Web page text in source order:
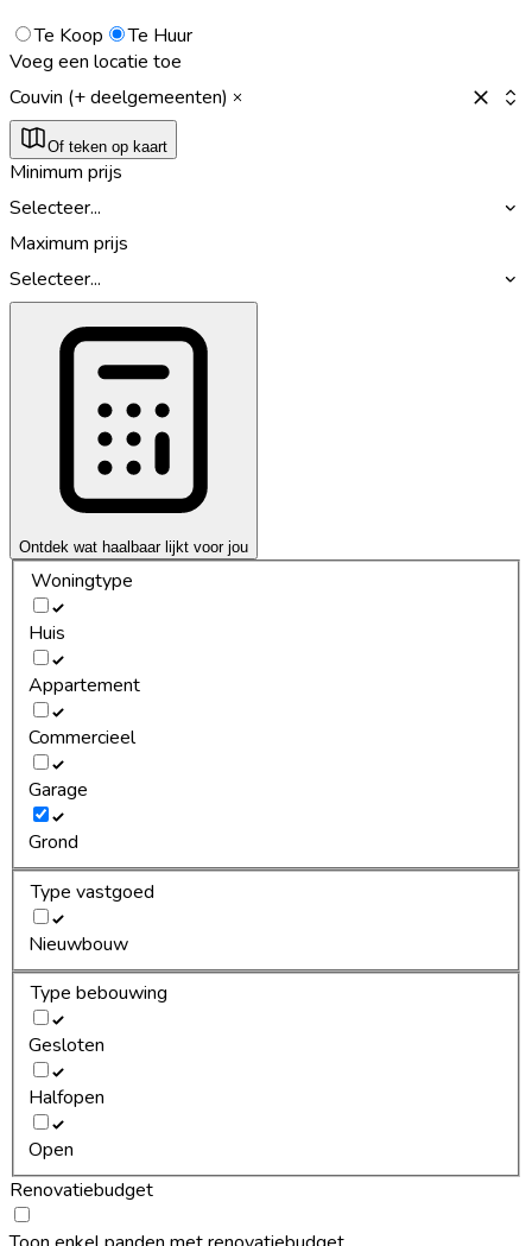
Te Koop
Te Huur
Voeg een locatie toe
Couvin (+ deelgemeenten)
Of teken op kaart
Minimum prijs
Selecteer...
Maximum prijs
Selecteer...
Ontdek wat haalbaar lijkt voor jou
Woningtype
Huis
Appartement
Commercieel
Garage
Grond
Type vastgoed
Nieuwbouw
Type bebouwing
Gesloten
Halfopen
Open
Renovatiebudget